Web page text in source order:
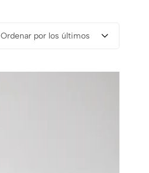
Ordenar por los últimos